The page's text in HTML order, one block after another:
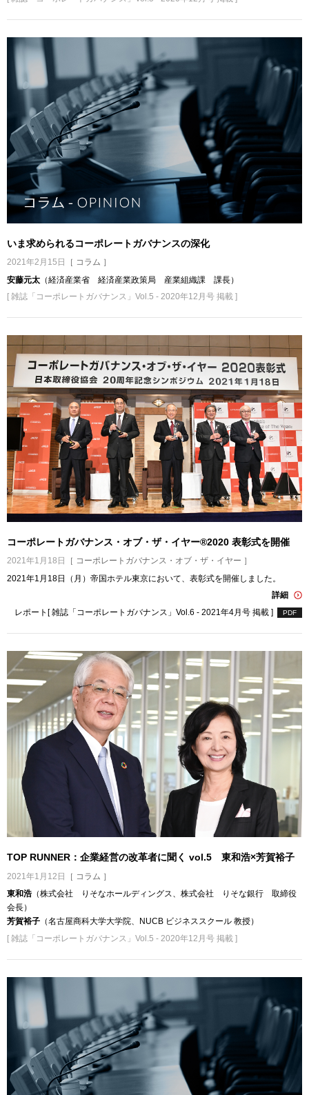
いま求められるコーポレートガバナンスの深化
2021年2月15日
［ コラム ］
安藤元太 （経済産業省 経済産業政策局 産業組織課 課長）
[ 雑誌「コーポレートガバナンス」Vol.5 - 2020年12月号 掲載 ]
コーポレートガバナンス・オブ・ザ・イヤー®2020 表彰式を開催
2021年1月18日
［ コーポレートガバナンス・オブ・ザ・イヤー ］
2021年1月18日（月）帝国ホテル東京において、表彰式を開催しました。
詳細
レポート[ 雑誌「コーポレートガバナンス」Vol.6 - 2021年4月号 掲載 ]
PDF
TOP RUNNER：企業経営の改革者に聞く vol.5 東和浩×芳賀裕子
2021年1月12日
［ コラム ］
東和浩 （株式会社 りそなホールディングス、株式会社 りそな銀行 取締役
会長）
芳賀裕子 （名古屋商科大学大学院、NUCB ビジネススクール 教授）
[ 雑誌「コーポレートガバナンス」Vol.5 - 2020年12月号 掲載 ]